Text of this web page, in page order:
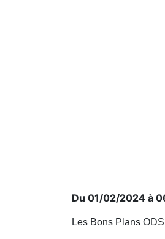
Du 01/02/2024 à
Les Bons Plans